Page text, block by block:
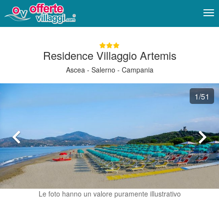
Residence Villaggio Artemis
Ascea - Salerno - Campania
1/51
Le foto hanno un valore puramente illustrativo